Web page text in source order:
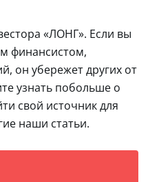
«ЛОНГ». Если вы
финансистом,
он убережет других от
узнать побольше о
свой источник для
наши статьи.